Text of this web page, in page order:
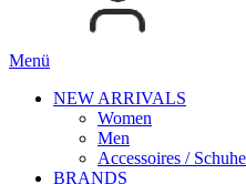
Menü
NEW ARRIVALS
Women
Men
Accessoires / Schuhe
BRANDS